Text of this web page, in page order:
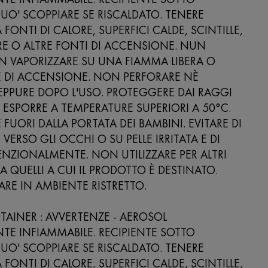
SCOPPIARE SE RISCALDATO. TENERE
DI CALORE, SUPERFICI CALDE, SCINTILLE,
O ALTRE FONTI DI ACCENSIONE. NUN
VAPORIZZARE SU UNA FIAMMA LIBERA O
DI ACCENSIONE. NON PERFORARE NÈ
DOPO L'USO. PROTEGGERE DAI RAGGI
A TEMPERATURE SUPERIORI A 50°C.
DALLA PORTATA DEI BAMBINI. EVITARE DI
GLI OCCHI O SU PELLE IRRITATA E DI
NON UTILIZZARE PER ALTRI
QUELLI A CUI IL PRODOTTO È DESTINATO.
IN AMBIENTE RISTRETTO.
: AVVERTENZE - AEROSOL
INFIAMMABILE. RECIPIENTE SOTTO
SCOPPIARE SE RISCALDATO. TENERE
DI CALORE, SUPERFICI CALDE, SCINTILLE,